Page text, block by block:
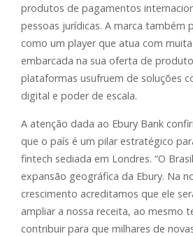
produtos de pagamentos
pessoas jurídicas. A marca também
como um player que atua com
embarcada na sua oferta de
plataformas usufruem de soluções
digital e poder de escala.
A atenção dada ao Ebury Bank
que o país é um pilar estratégico
fintech sediada em Londres. “O
expansão geográfica da Ebury. Na
crescimento acreditamos que ele
ampliar a nossa receita, ao mesmo
contribuir para que milhares de